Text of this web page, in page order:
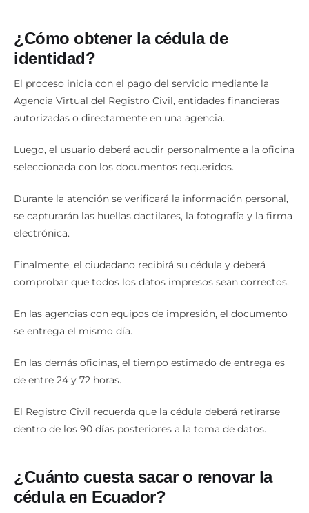
¿Cómo obtener la cédula de
identidad?
El proceso inicia con el pago del servicio mediante la
Agencia Virtual del Registro Civil, entidades financieras
autorizadas o directamente en una agencia.
Luego, el usuario deberá acudir personalmente a la oficina
seleccionada con los documentos requeridos.
Durante la atención se verificará la información personal,
se capturarán las huellas dactilares, la fotografía y la firma
electrónica.
Finalmente, el ciudadano recibirá su cédula y deberá
comprobar que todos los datos impresos sean correctos.
En las agencias con equipos de impresión, el documento
se entrega el mismo día.
En las demás oficinas, el tiempo estimado de entrega es
de entre 24 y 72 horas.
El Registro Civil recuerda que la cédula deberá retirarse
dentro de los 90 días posteriores a la toma de datos.
¿Cuánto cuesta sacar o renovar la
cédula en Ecuador?